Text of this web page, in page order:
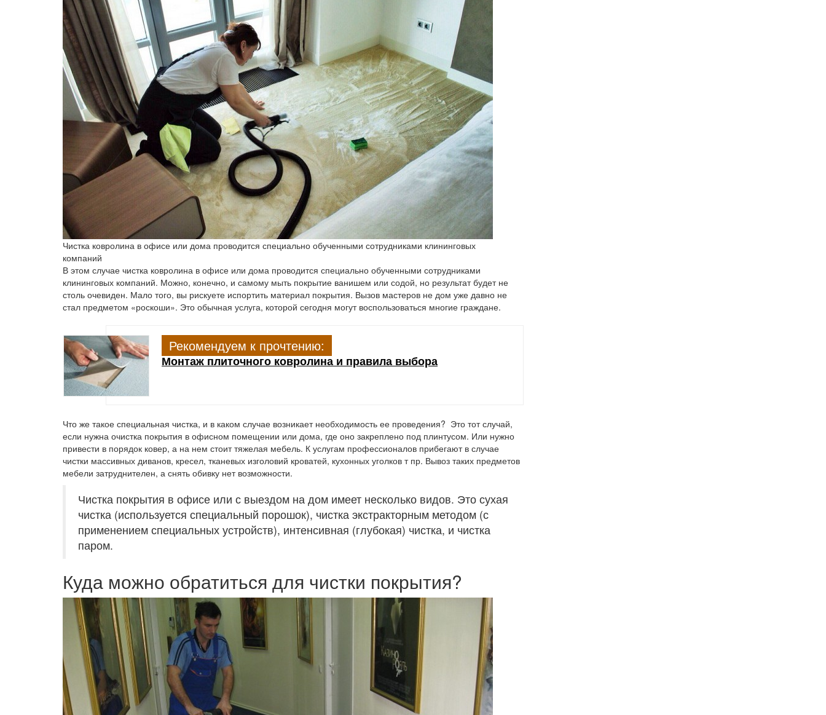
Чистка ковролина в офисе или дома проводится специально обученными сотрудниками клининговых
компаний
В этом случае чистка ковролина в офисе или дома проводится специально обученными сотрудниками
клининговых компаний. Можно, конечно, и самому мыть покрытие ванишем или содой, но результат будет не
столь очевиден. Мало того, вы рискуете испортить материал покрытия. Вызов мастеров не дом уже давно не
стал предметом «роскоши». Это обычная услуга, которой сегодня могут воспользоваться многие граждане.
Рекомендуем к прочтению:
Монтаж плиточного ковролина и правила выбора
Что же такое специальная чистка, и в каком случае возникает необходимость ее проведения? Это тот случай,
если нужна очистка покрытия в офисном помещении или дома, где оно закреплено под плинтусом. Или нужно
привести в порядок ковер, а на нем стоит тяжелая мебель. К услугам профессионалов прибегают в случае
чистки массивных диванов, кресел, тканевых изголовий кроватей, кухонных уголков т пр. Вывоз таких предметов
мебели затруднителен, а снять обивку нет возможности.
Чистка покрытия в офисе или с выездом на дом имеет несколько видов. Это сухая
чистка (используется специальный порошок), чистка экстракторным методом (с
применением специальных устройств), интенсивная (глубокая) чистка, и чистка
паром.
Куда можно обратиться для чистки покрытия?